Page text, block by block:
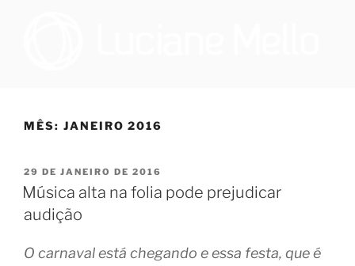
DE JANEIRO | DRA. LUCIANE
distúrbio do sono, e cirurgiã na Sleep Surg, equipe de cirurgiões de
apneia, que realizam todos os procedimentos necessários para
necessitem realizar cirurgia.
MÊS: JANEIRO 2016
PUBLICADO
EM
29 DE JANEIRO DE 2016
Música alta na folia pode prejudicar
audição
O carnaval está chegando e essa festa, que é